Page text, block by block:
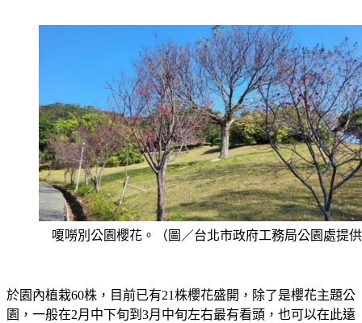
嗄嘮別公園櫻花。（圖／台北市政府工務局公園處提
於園內植栽60株，目前已有21株櫻花盛開，除了是櫻花主題公
園，一般在2月中下旬到3月中旬左右最有看頭，也可以在此遠